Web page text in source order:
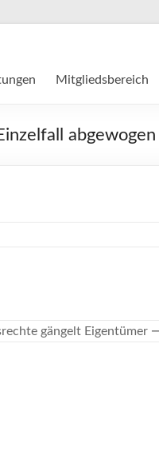
Mitgliedsbereich
gängelt Eigentümer